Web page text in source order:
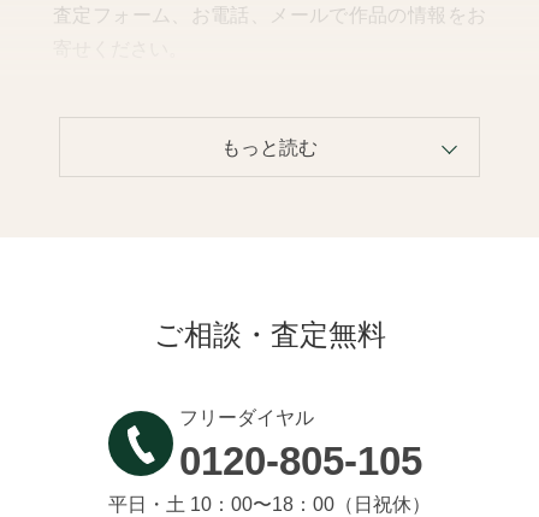
査定フォーム、お電話、メールで作品の情報をお
STEP2
ご相談・査定無料
フリーダイヤル
0120-805-105
平日・土 10：00〜18：00（日祝休）